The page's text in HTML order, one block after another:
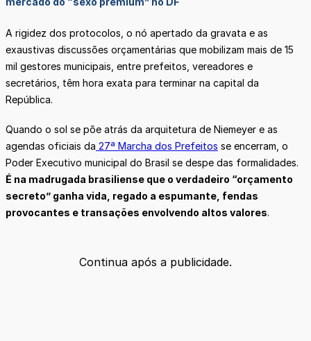
A rigidez dos protocolos, o nó apertado da gravata e as
exaustivas discussões orçamentárias que mobilizam mais de 15
mil gestores municipais, entre prefeitos, vereadores e
secretários, têm hora exata para terminar na capital da
República.
Quando o sol se põe atrás da arquitetura de Niemeyer e as
agendas oficiais da 27ª Marcha dos Prefeitos se encerram, o
Poder Executivo municipal do Brasil se despe das formalidades.
É na madrugada brasiliense que o verdadeiro “orçamento
secreto” ganha vida, regado a espumante, fendas
provocantes e transações envolvendo altos valores.
Continua após a publicidade.